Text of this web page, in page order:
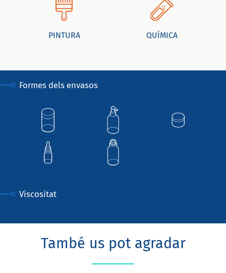
PINTURA QUÍMICA
Formes dels envasos
Viscositat
També us pot agradar